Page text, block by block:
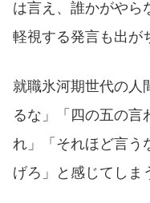
は言え、誰かがやら
軽視する発言も出が
就職氷河期世代の人
るな」「四の五の言
れ」「それほど言う
げろ」と感じてしま